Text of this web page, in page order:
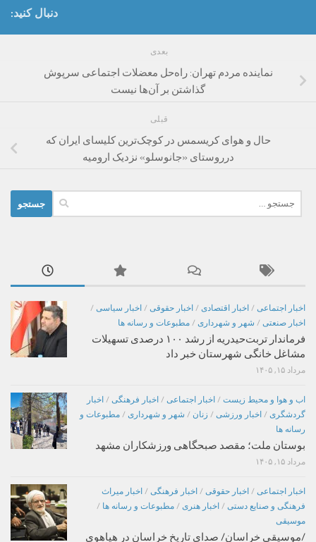
دنبال کنید:
بعدی
نماینده مردم تهران: راه‌حل معضلات اجتماعی سرپوش
گذاشتن بر آن‌ها نیست
قبلی
حال و هوای کریسمس در کوچک‌ترین کلیسای ایران که
درروستای «جانوسلو» نزدیک ارومیه
برای:
اخبار اجتماعی / اخبار اقتصادی / اخبار حقوقی / اخبار سیاسی /
اخبار صنعتی / شهر و شهرداری / مطبوعات و رسانه ها
فرماندار تربت‌حیدریه از رشد ۱۰۰ درصدی تسهیلات
مشاغل خانگی شهرستان خبر داد
مرداد ۱۵, ۱۴۰۵
اب و هوا و محیط زیست / اخبار اجتماعی / اخبار فرهنگی / اخبار
گردشگری / اخبار ورزشی / زنان / شهر و شهرداری / مطبوعات و
رسانه ها
بوستان ملت؛ مقصد صبحگاهی ورزشکاران مشهد
مرداد ۱۵, ۱۴۰۵
اخبار اجتماعی / اخبار حقوقی / اخبار فرهنگی / اخبار میراث
فرهنگی و صنایع دستی / اخبار هنری / مطبوعات و رسانه ها /
موسیقی
/موسیقی خراسان/ صدای تاریخ خراسان در هیاهوی